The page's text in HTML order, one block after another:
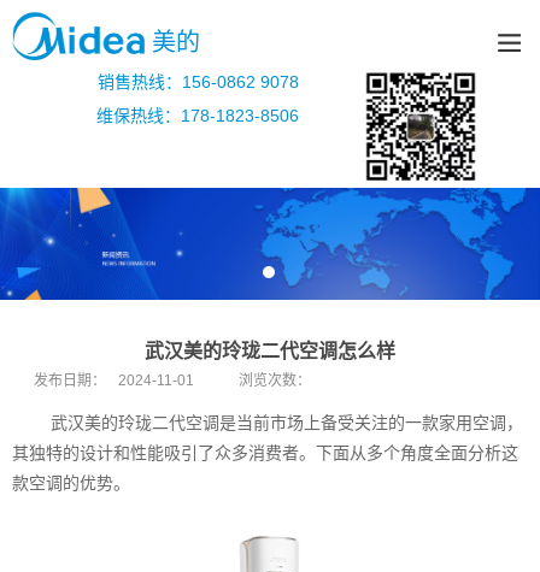
美的
销售热线：156-0862 9078
维保热线：178-1823-8506
武汉美的玲珑二代空调怎么样
发布日期： 2024-11-01 浏览次数：
武汉美的玲珑二代空调是当前市场上备受关注的一款家用空调，
其独特的设计和性能吸引了众多消费者。下面从多个角度全面分析这
款空调的优势。